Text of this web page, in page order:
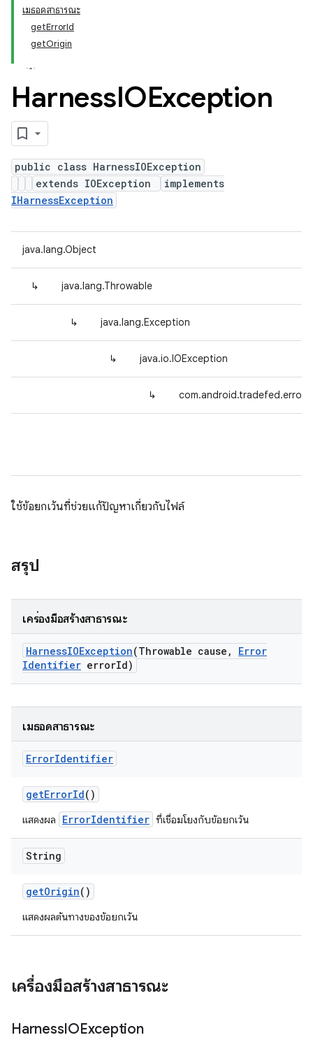
เมธอดสาธารณะ
getErrorId
getOrigin
HarnessIOException
public class HarnessIOException
extends IOException
implements
IHarnessException
java.lang.Object
↳ java.lang.Throwable
↳ java.lang.Exception
↳ java.io.IOException
↳
ใช้ข้อยกเว้นที่ช่วยแก้ปัญหาเกี่ยวกับไฟล์
สรุป
เครื่องมือสร้างสาธารณะ
HarnessIOException(Throwable cause ,
Error
Identifier errorId)
เมธอดสาธารณะ
ErrorIdentifier
getErrorId()
แสดงผล ErrorIdentifier ที่เชื่อมโยงกับข้อยกเว้น
String
getOrigin()
แสดงผลต้นทางของข้อยกเว้น
เครื่องมือสร้างสาธารณะ
HarnessIOException